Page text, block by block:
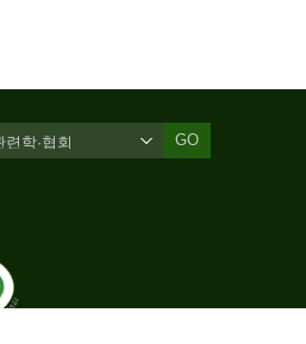
GO